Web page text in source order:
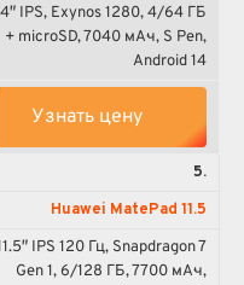
IPS, Exynos 1280, 4/64 ГБ
+ microSD, 7040 мА·ч, S Pen,
Android 14
Узнать цену
5.
Huawei MatePad 11.5
IPS 120 Гц, Snapdragon 7
Gen 1, 6/128 ГБ, 7700 мА·ч,